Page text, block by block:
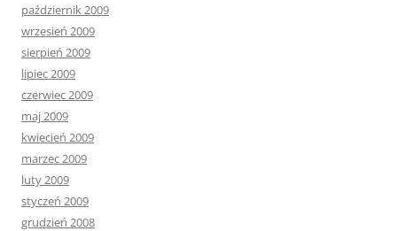
październik 2009
wrzesień 2009
sierpień 2009
lipiec 2009
czerwiec 2009
maj 2009
kwiecień 2009
marzec 2009
luty 2009
styczeń 2009
grudzień 2008